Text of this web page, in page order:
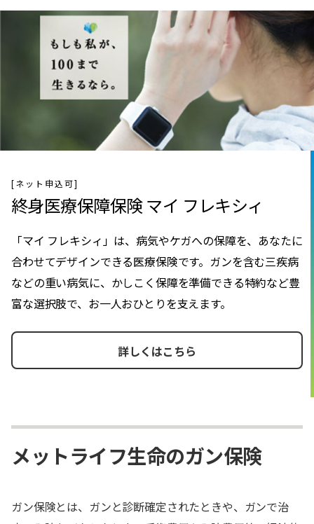
[ネット申込可]
終身医療保障保険 マイ フレキシィ
「マイ フレキシィ」は、病気やケガへの保障を、あなたに
合わせてデザインできる医療保険です。ガンを含む三疾病
などの重い病気に、かしこく保障を準備できる特約など豊
富な選択肢で、お一人おひとりを支えます。
詳しくはこちら
メットライフ生命のガン保険
ガン保険とは、ガンと診断確定されたときや、ガンで治